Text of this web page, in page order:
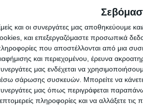
και οι συνεργάτες μας αποθηκεύουμε
και επεξεργαζόμαστε προσωπικά
που αποστέλλονται από μια
και περιεχομένου, έρευνα
μας ενδέχεται να
σάρωσης συσκευών. Μπορείτε να κάνετε
μας όπως περιγράφεται
πληροφορίες και να αλλάξετε τις